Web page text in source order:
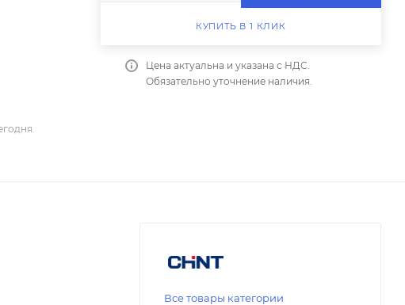
КУПИТЬ В 1 КЛИК
Цена актуальна и указана с НДС.
Обязательно уточнение наличия.
Все товары категории